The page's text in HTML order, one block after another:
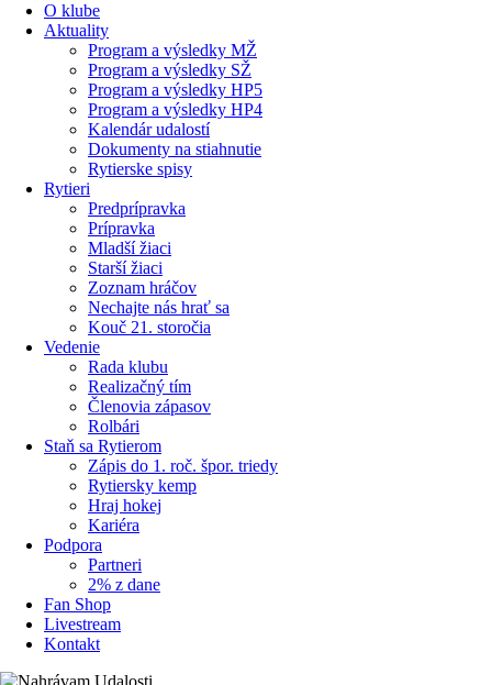
O klube
Aktuality
Program a výsledky MŽ
Program a výsledky SŽ
Program a výsledky HP5
Program a výsledky HP4
Kalendár udalostí
Dokumenty na stiahnutie
Rytierske spisy
Rytieri
Predprípravka
Prípravka
Mladší žiaci
Starší žiaci
Zoznam hráčov
Nechajte nás hrať sa
Kouč 21. storočia
Vedenie
Rada klubu
Realizačný tím
Členovia zápasov
Rolbári
Staň sa Rytierom
Zápis do 1. roč. špor. triedy
Rytiersky kemp
Hraj hokej
Kariéra
Podpora
Partneri
2% z dane
Fan Shop
Livestream
Kontakt